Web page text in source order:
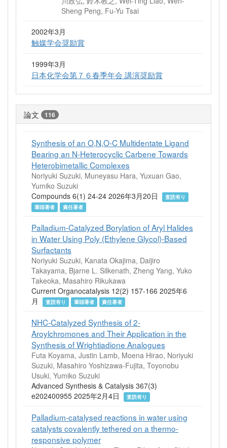
Sheng Peng, Fu-Yu Tsai
2002年3月
触媒学会奨励賞
1999年3月
日本化学会第７６春季年会 講演奨励賞
論文 116
Synthesis of an O,N,O-C Multidentate Ligand
Bearing an N-Heterocyclic Carbene Towards
Heterobimetallic Complexes
Noriyuki Suzuki, Muneyasu Hara, Yuxuan Gao,
Yumiko Suzuki
Compounds 6(1) 24-24 2026年3月20日
査読有り
筆頭著者
責任著者
Palladium-Catalyzed Borylation of Aryl Halides
in Water Using Poly (Ethylene Glycol)-Based
Surfactants
Noriyuki Suzuki, Kanata Okajima, Daijiro
Takayama, Bjarne L. Silkenath, Zheng Yang, Yuko
Takeoka, Masahiro Rikukawa
Current Organocatalysis 12(2) 157-166 2025年6
月
査読有り 筆頭著者 責任著者
NHC‐Catalyzed Synthesis of 2‐
Aroylchromones and Their Application in the
Synthesis of Wrightiadione Analogues
Futa Koyama, Justin Lamb, Moena Hirao, Noriyuki
Suzuki, Masahiro Yoshizawa-Fujita, Toyonobu
Usuki, Yumiko Suzuki
Advanced Synthesis & Catalysis 367(3)
e202400955 2025年2月4日
査読有り
Palladium-catalysed reactions in water using
catalysts covalently tethered on a thermo-
responsive polymer